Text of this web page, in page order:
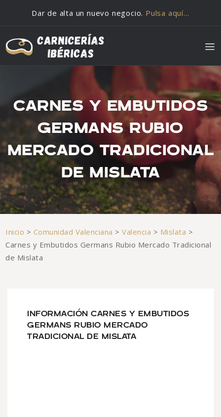
Dar de alta un nuevo negocio. Pulsa aquí…
CARNES Y EMBUTIDOS
GERMANS RUBIO
MERCADO TRADICIONAL
DE MISLATA
Inicio > Comunidad Valenciana >Valencia > Mislata >
Carnes y Embutidos Germans Rubio Mercado Tradicional
de Mislata
INFORMACIÓN CARNES Y EMBUTIDOS
GERMANS RUBIO MERCADO
TRADICIONAL DE MISLATA